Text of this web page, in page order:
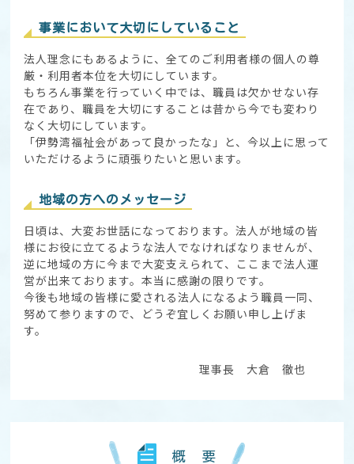
事業において大切にしていること
法人理念にもあるように、全てのご利用者様の個人の尊
厳・利用者本位を大切にしています。
もちろん事業を行っていく中では、職員は欠かせない存
在であり、職員を大切にすることは昔から今でも変わり
なく大切にしています。
「伊勢湾福祉会があって良かったな」と、今以上に思って
いただけるように頑張りたいと思います。
地域の方へのメッセージ
日頃は、大変お世話になっております。法人が地域の皆
様にお役に立てるような法人でなければなりませんが、
逆に地域の方に今まで大変支えられて、ここまで法人運
営が出来ております。本当に感謝の限りです。
今後も地域の皆様に愛される法人になるよう職員一同、
努めて参りますので、どうぞ宜しくお願い申し上げま
す。
理事長 大倉 徹也
概 要